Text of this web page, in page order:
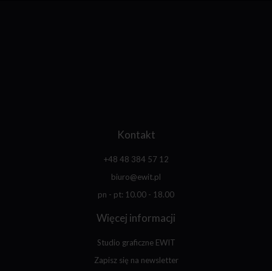
Kontakt
+48 48 384 57 12
biuro@ewit.pl
pn - pt: 10.00 - 18.00
Więcej informacji
Studio graficzne EWIT
Zapisz się na newsletter